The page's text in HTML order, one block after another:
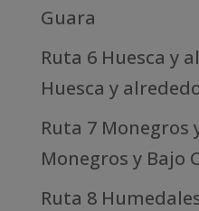
Guara
Ruta 6 Huesca y
Huesca y
Ruta 7 Monegros
Monegros y Bajo
Ruta 8